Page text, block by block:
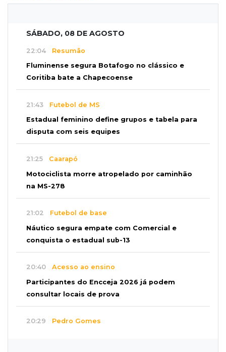
SÁBADO, 08 DE AGOSTO
22:04 Resumão
Fluminense segura Botafogo no clássico e
Coritiba bate a Chapecoense
21:43 Futebol de MS
Estadual feminino define grupos e tabela para
disputa com seis equipes
21:25 Caarapó
Motociclista morre atropelado por caminhão
na MS-278
21:02 Futebol de base
Náutico segura empate com Comercial e
conquista o estadual sub-13
20:40 Acesso ao ensino
Participantes do Encceja 2026 já podem
consultar locais de prova
20:29 Pedro Gomes